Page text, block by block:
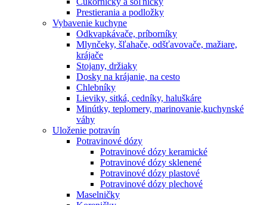
Prestierania a podložky
Vybavenie kuchyne
Odkvapkávače, príborníky
Mlynčeky, šľahače, odšťavovače, mažiare,
krájače
Stojany, držiaky
Dosky na krájanie, na cesto
Chlebníky
Lieviky, sitká, cedníky, haluškáre
Minútky, teplomery, marinovanie,kuchynské
váhy
Uloženie potravín
Potravinové dózy
Potravinové dózy keramické
Potravinové dózy sklenené
Potravinové dózy plastové
Potravinové dózy plechové
Maselničky